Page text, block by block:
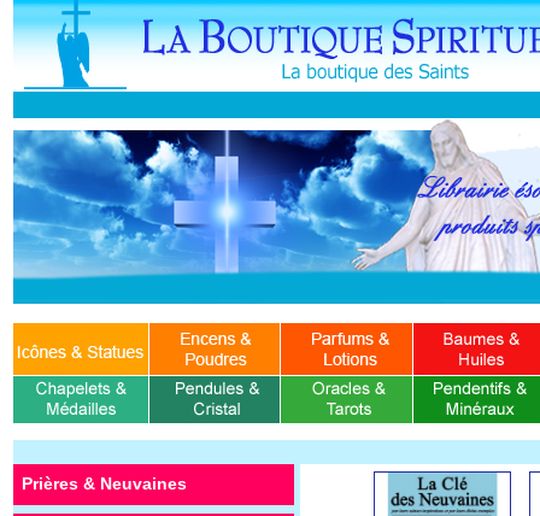
Prières & Neuvaines